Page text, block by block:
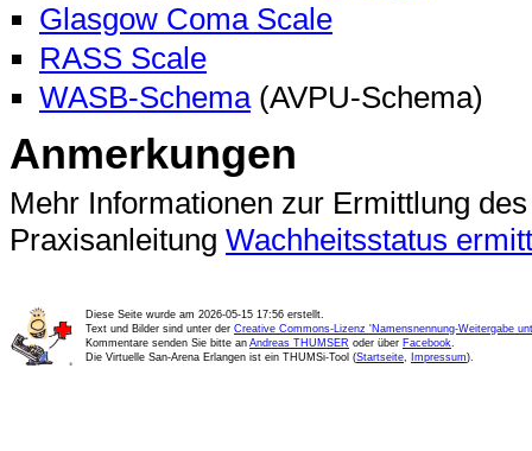
Glasgow Coma Scale
RASS Scale
WASB-Schema(AVPU-Schema)
Anmerkungen
Mehr Informationen zur Ermittlung
Praxisanleitung Wachheitsstatus
Diese Seite wurde am 2026-05-15 17:56 erstellt.
Text und Bilder sind unter der Creative Commons-Lizenz 'Namensnennung-Weitergabe
Kommentare senden Sie bitte an Andreas THUMSER oder über Facebook.
Die Virtuelle San-Arena Erlangen ist ein THUMSi-Tool (Startseite, Impressum).